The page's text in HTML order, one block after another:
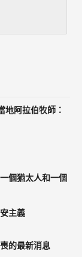
地阿拉伯牧師：
個猶太人和一個
主義
的最新消息